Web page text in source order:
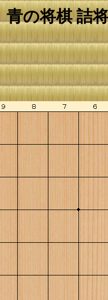
青の将棋 詰